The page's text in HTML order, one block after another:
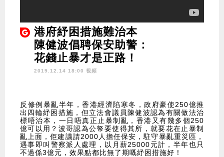
港府紓困措施難治本
陳健波倡聘保安助警：
花錢止暴才是正路！
2019.12.14 18:00 視頻
反修例暴亂半年，香港經濟陷寒冬，政府豪使250億推
出四輪紓困措施，但立法會議員陳健波認為有關做法治
標唔治本，一日唔真正止暴制亂，香港又有幾多個250
億可以用？波哥認為公帑要使得其所，就要花在止暴制
亂上面，佢建議請2000人擔任保安，駐守暴亂重災區，
遇事即叫警察派人處理，以月薪25000元計，半年也只
不過係3億元，效果點都比無了期嘅紓困措施好！